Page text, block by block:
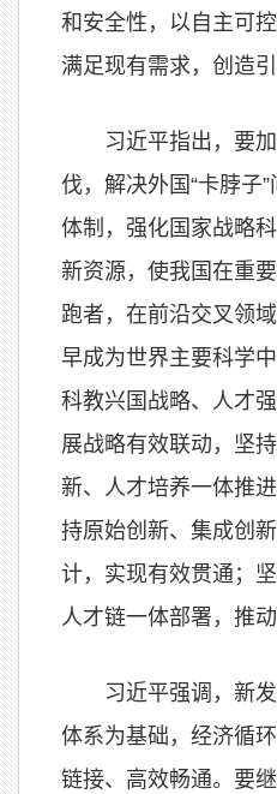
和安全性，以自主可
满足现有需求，创造引
习近平指出，要
伐，解决外国“卡脖子
体制，强化国家战略
新资源，使我国在重
跑者，在前沿交叉领
早成为世界主要科学
科教兴国战略、人才
展战略有效联动，坚
新、人才培养一体推
持原始创新、集成创
计，实现有效贯通；
人才链一体部署，推动
习近平强调，新
体系为基础，经济循
链接、高效畅通。要